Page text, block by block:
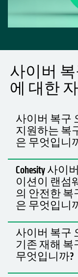
사이버
에 대한
사이버 복구
지원하는 복
은 무엇입니
Cohesity 사이
이션이 랜섬
의 안전한 복
은 무엇입니
사이버 복구
기존 재해 복
무엇입니까?